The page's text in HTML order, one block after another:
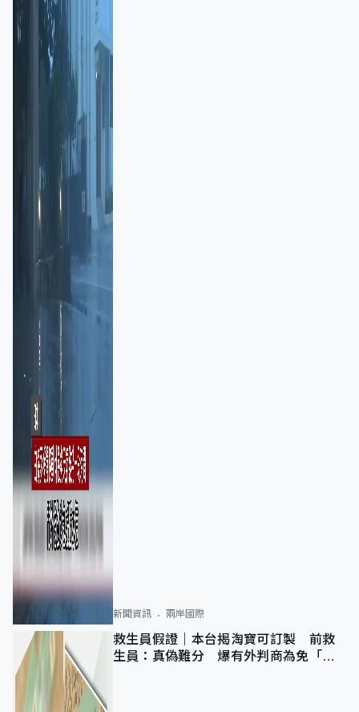
新聞資訊 兩岸國際
救生員假證｜本台揭淘寶可訂製 前救
生員：真偽難分 爆有外判商為免「封